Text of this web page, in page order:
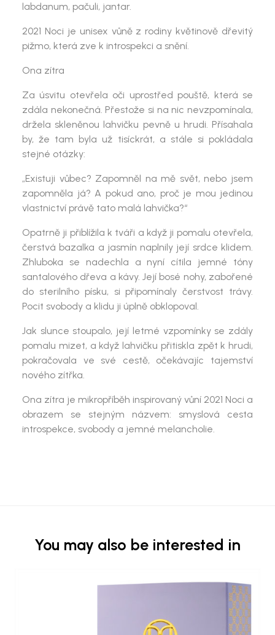
labdanum, pačuli, jantar.
2021 Noci je unisex vůně z rodiny květinově dřevitý
pižmo, která zve k introspekci a snění.
Ona zítra
Za úsvitu otevřela oči uprostřed pouště, která se
zdála nekonečná. Přestože si na nic nevzpomínala,
držela skleněnou lahvičku pevně u hrudi. Přísahala
by, že tam byla už tisíckrát, a stále si pokládala
stejné otázky:
„Existuji vůbec? Zapomněl na mě svět, nebo jsem
zapomněla já? A pokud ano, proč je mou jedinou
vlastnictví právě tato malá lahvička?“
Opatrně ji přiblížila k tváři a když ji pomalu otevřela,
čerstvá bazalka a jasmín naplnily její srdce klidem.
Zhluboka se nadechla a nyní cítila jemné tóny
santalového dřeva a kávy. Její bosé nohy, zabořené
do sterilního písku, si připomínaly čerstvost trávy.
Pocit svobody a klidu ji úplně obklopoval.
Jak slunce stoupalo, její letmé vzpomínky se zdály
pomalu mizet, a když lahvičku přitiskla zpět k hrudi,
pokračovala ve své cestě, očekávajíc tajemství
nového zítřka.
Ona zítra je mikropříběh inspirovaný vůní 2021 Noci a
obrazem se stejným názvem: smyslová cesta
introspekce, svobody a jemné melancholie.
You may also be interested in